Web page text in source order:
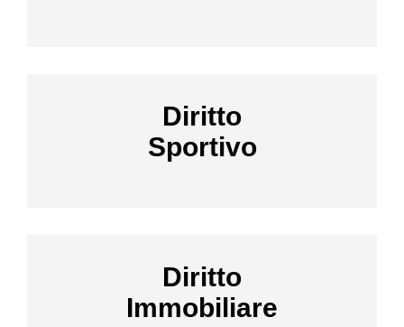
Diritto
Sportivo
Diritto
Immobiliare